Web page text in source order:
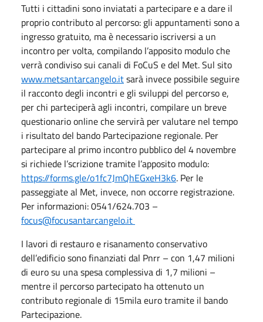
Tutti i cittadini sono inviatati a partecipare e a dare il
proprio contributo al percorso: gli appuntamenti sono a
ingresso gratuito, ma è necessario iscriversi a un
incontro per volta, compilando l’apposito modulo che
verrà condiviso sui canali di FoCuS e del Met. Sul sito
www.metsantarcangelo.itsarà invece possibile seguire
il racconto degli incontri e gli sviluppi del percorso e,
per chi parteciperà agli incontri, compilare un breve
questionario online che servirà per valutare nel tempo
i risultato del bando Partecipazione regionale. Per
partecipare al primo incontro pubblico del 4 novembre
si richiede l’scrizione tramite l’apposito modulo:
https://forms.gle/o1fc7JmQhEGxeH3k6. Per le
passeggiate al Met, invece, non occorre registrazione.
Per informazioni: 0541/624.703 –
focus@focusantarcangelo.it
I lavori di restauro e risanamento conservativo
dell’edificio sono finanziati dal Pnrr – con 1,47 milioni
di euro su una spesa complessiva di 1,7 milioni –
mentre il percorso partecipato ha ottenuto un
contributo regionale di 15mila euro tramite il bando
Partecipazione.